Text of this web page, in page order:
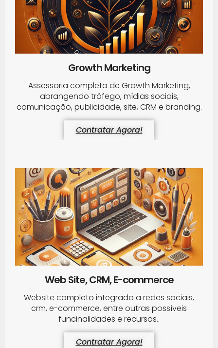
Growth Marketing
Assessoria completa de Growth Marketing,
abrangendo tráfego, mídias sociais,
comunicação, publicidade, site, CRM e branding.
Contratar Agora!
Web Site, CRM, E-commerce
Website completo integrado a redes sociais,
crm, e-commerce, entre outras possíveis
funcinalidades e recursos..
Contratar Agora!